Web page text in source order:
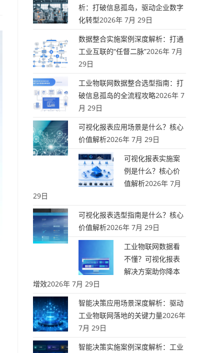
析：打破信息孤岛，驱动企业数字
化转型2026年 7月 29日
数据整合实施案例深度解析：打通
工业互联的“任督二脉”2026年 7月
29日
工业物联网数据整合选型指南：打
破信息孤岛的全流程攻略2026年 7
月 29日
可视化报表应用场景是什么？核心
价值解析2026年 7月 29日
可视化报表实施案
例是什么？核心价
值解析2026年 7月
29日
可视化报表选型指南是什么？核心
价值解析2026年 7月 29日
工业物联网数据看
不懂？可视化报表
解决方案助你降本
增效2026年 7月 29日
智能决策应用场景深度解析：驱动
工业物联网落地的关键力量2026年
7月 29日
智能决策实施案例深度解析：工业